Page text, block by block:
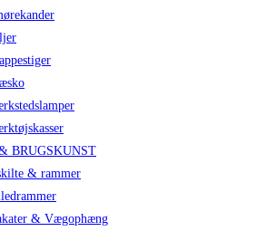
BRUGSKUNST
& rammer
& Vægophæng